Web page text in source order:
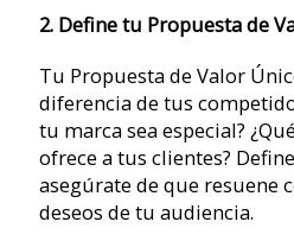
2. Define tu Propuesta de
Tu Propuesta de Valor
diferencia de tus
tu marca sea especial?
ofrece a tus clientes?
asegúrate de que resuene
deseos de tu audiencia.